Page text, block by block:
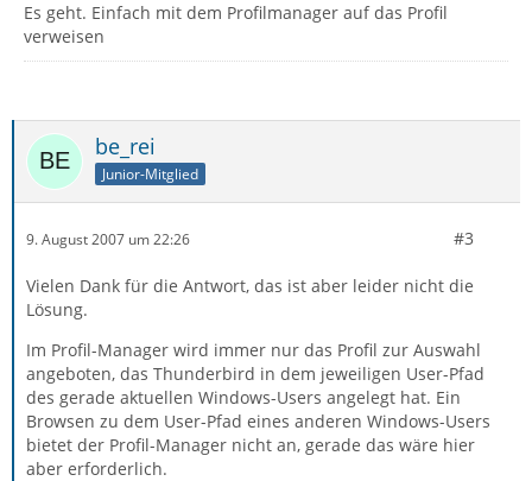
Es geht. Einfach mit dem Profilmanager auf das Profil
verweisen
be_rei
Junior-Mitglied
9. August 2007 um 22:26 #3
Vielen Dank für die Antwort, das ist aber leider nicht die
Lösung.
Im Profil-Manager wird immer nur das Profil zur Auswahl
angeboten, das Thunderbird in dem jeweiligen User-Pfad
des gerade aktuellen Windows-Users angelegt hat. Ein
Browsen zu dem User-Pfad eines anderen Windows-Users
bietet der Profil-Manager nicht an, gerade das wäre hier
aber erforderlich.